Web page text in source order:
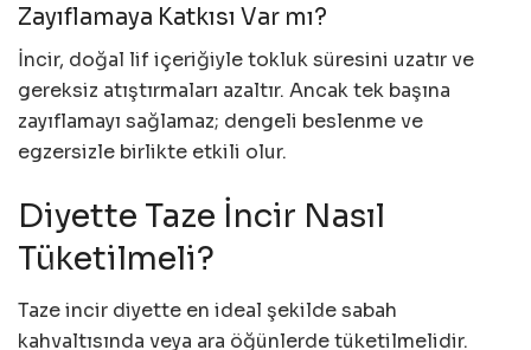
Zayıflamaya Katkısı Var mı?
İncir, doğal lif içeriğiyle tokluk süresini uzatır ve
gereksiz atıştırmaları azaltır. Ancak tek başına
zayıflamayı sağlamaz; dengeli beslenme ve
egzersizle birlikte etkili olur.
Diyette Taze İncir Nasıl
Tüketilmeli?
Taze incir diyette en ideal şekilde sabah
kahvaltısında veya ara öğünlerde tüketilmelidir.